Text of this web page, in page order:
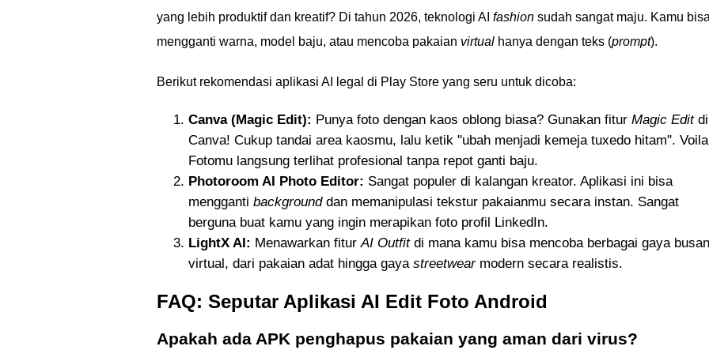
yang lebih produktif dan kreatif? Di tahun 2026, teknologi AI fashion sudah sangat maju. Kamu
mengganti warna, model baju, atau mencoba pakaian virtual hanya dengan teks (prompt).
Berikut rekomendasi aplikasi AI legal di Play Store yang seru untuk dicoba:
Canva (Magic Edit): Punya foto dengan kaos oblong biasa? Gunakan fitur Magic Editdi
Canva! Cukup tandai area kaosmu, lalu ketik "ubah menjadi kemeja tuxedo hitam".
Fotomu langsung terlihat profesional tanpa repot ganti baju.
Photoroom AI Photo Editor: Sangat populer di kalangan kreator. Aplikasi ini bisa
mengganti backgrounddan memanipulasi tekstur pakaianmu secara instan. Sangat
berguna buat kamu yang ingin merapikan foto profil LinkedIn.
LightX AI: Menawarkan fiturAI Outfitdi mana kamu bisa mencoba berbagai gaya
virtual, dari pakaian adat hingga gaya streetwearmodern secara realistis.
FAQ: Seputar Aplikasi AI Edit Foto Android
Apakah ada APK penghapus pakaian yang aman dari virus?